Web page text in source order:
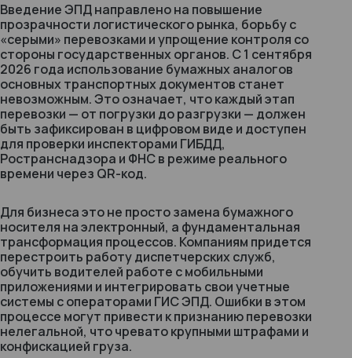
Введение ЭПД направлено на повышение
прозрачности логистического рынка, борьбу с
«серыми» перевозками и упрощение контроля со
стороны государственных органов. С 1 сентября
2026 года использование бумажных аналогов
основных транспортных документов станет
невозможным. Это означает, что каждый этап
перевозки — от погрузки до разгрузки — должен
быть зафиксирован в цифровом виде и доступен
для проверки инспекторами ГИБДД,
Ространснадзора и ФНС в режиме реального
времени через QR-код.
Для бизнеса это не просто замена бумажного
носителя на электронный, а фундаментальная
трансформация процессов. Компаниям придется
перестроить работу диспетчерских служб,
обучить водителей работе с мобильными
приложениями и интегрировать свои учетные
системы с операторами ГИС ЭПД. Ошибки в этом
процессе могут привести к признанию перевозки
нелегальной, что чревато крупными штрафами и
конфискацией груза.